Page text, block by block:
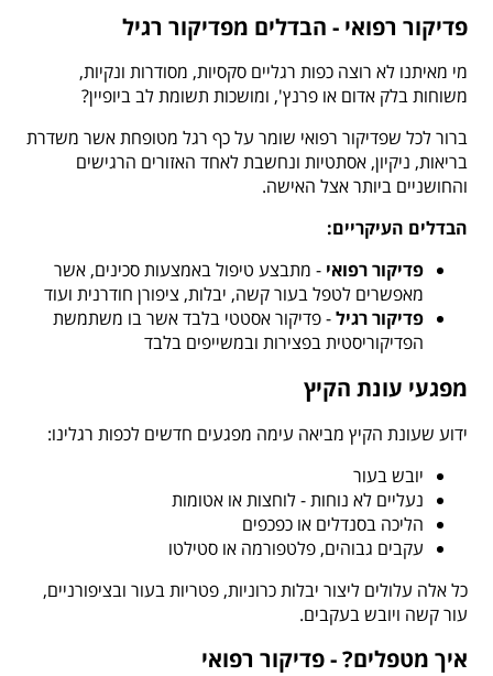
פדיקור רפואי - הבדלים מפדיקור רגיל
מי מאיתנו לא רוצה כפות רגליים סקסיות, מסודרות ונקיות,
משוחות בלק אדום או פרנץ', ומושכות תשומת לב ביופיין?
ברור לכל שפדיקור רפואי שומר על כף רגל מטופחת אשר משדרת
בריאות, ניקיון, אסתטיות ונחשבת לאחד האזורים הרגישים
והחושניים ביותר אצל האישה.
הבדלים העיקריים:
פדיקור רפואי - מתבצע טיפול באמצעות סכינים, אשר
מאפשרים לטפל בעור קשה, יבלות, ציפורן חודרנית ועוד
פדיקור רגיל- פדיקור אסטטי בלבד אשר בו משתמשת
הפדיקוריסטית בפצירות ובמשייפים בלבד
מפגעי עונת הקיץ
ידוע שעונת הקיץ מביאה עימה מפגעים חדשים לכפות רגלינו:
יובש בעור
נעליים לא נוחות - לוחצות או אטומות
הליכה בסנדלים או כפכפים
עקבים גבוהים, פלטפורמה או סטילטו
כל אלה עלולים ליצור יבלות כרוניות, פטריות בעור ובציפורניים,
עור קשה ויובש בעקבים.
איך מטפלים? - פדיקור רפואי